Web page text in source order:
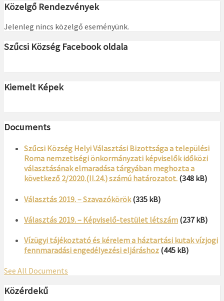
Közelgő Rendezvények
Jelenleg nincs közelgő eseményünk.
Szűcsi Község Facebook oldala
Kiemelt Képek
Documents
Szűcsi Község Helyi Választási Bizottsága a települési
Roma nemzetiségi önkormányzati képviselők időközi
választásának elmaradása tárgyában meghozta a
következő 2/2020.(II.24.) számú határozatot. (348 kB)
Választás 2019. – Szavazókörök (335 kB)
Választás 2019. – Képviselő-testület létszám (237 kB)
Vízügyi tájékoztató és kérelem a háztartási kutak vízjogi
fennmaradási engedélyezési eljáráshoz (445 kB)
See All Documents
Közérdekű